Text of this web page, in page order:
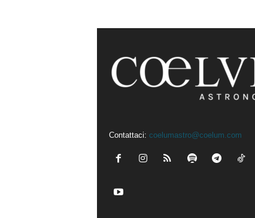
Contattaci: coelumastro@coelum.com